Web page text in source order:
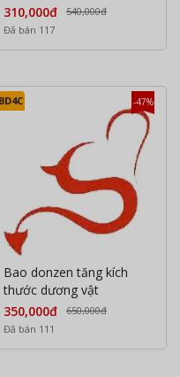
310,000đ
540,000đ
Đã bán 117
-47%
BD4C
Bao donzen tăng kích
thước dương vật
350,000đ
650,000đ
Đã bán 111